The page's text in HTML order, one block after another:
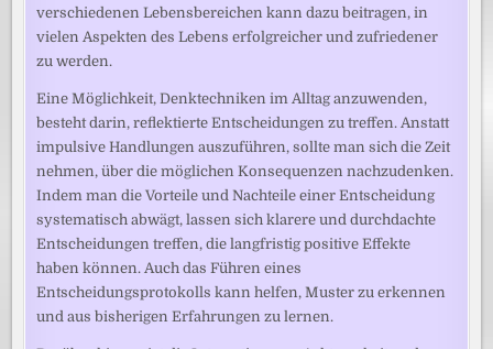
verschiedenen Lebensbereichen kann dazu beitragen, in
vielen Aspekten des Lebens erfolgreicher und zufriedener
zu werden.
Eine Möglichkeit, Denktechniken im Alltag anzuwenden,
besteht darin, reflektierte Entscheidungen zu treffen. Anstatt
impulsive Handlungen auszuführen, sollte man sich die Zeit
nehmen, über die möglichen Konsequenzen nachzudenken.
Indem man die Vorteile und Nachteile einer Entscheidung
systematisch abwägt, lassen sich klarere und durchdachte
Entscheidungen treffen, die langfristig positive Effekte
haben können. Auch das Führen eines
Entscheidungsprotokolls kann helfen, Muster zu erkennen
und aus bisherigen Erfahrungen zu lernen.